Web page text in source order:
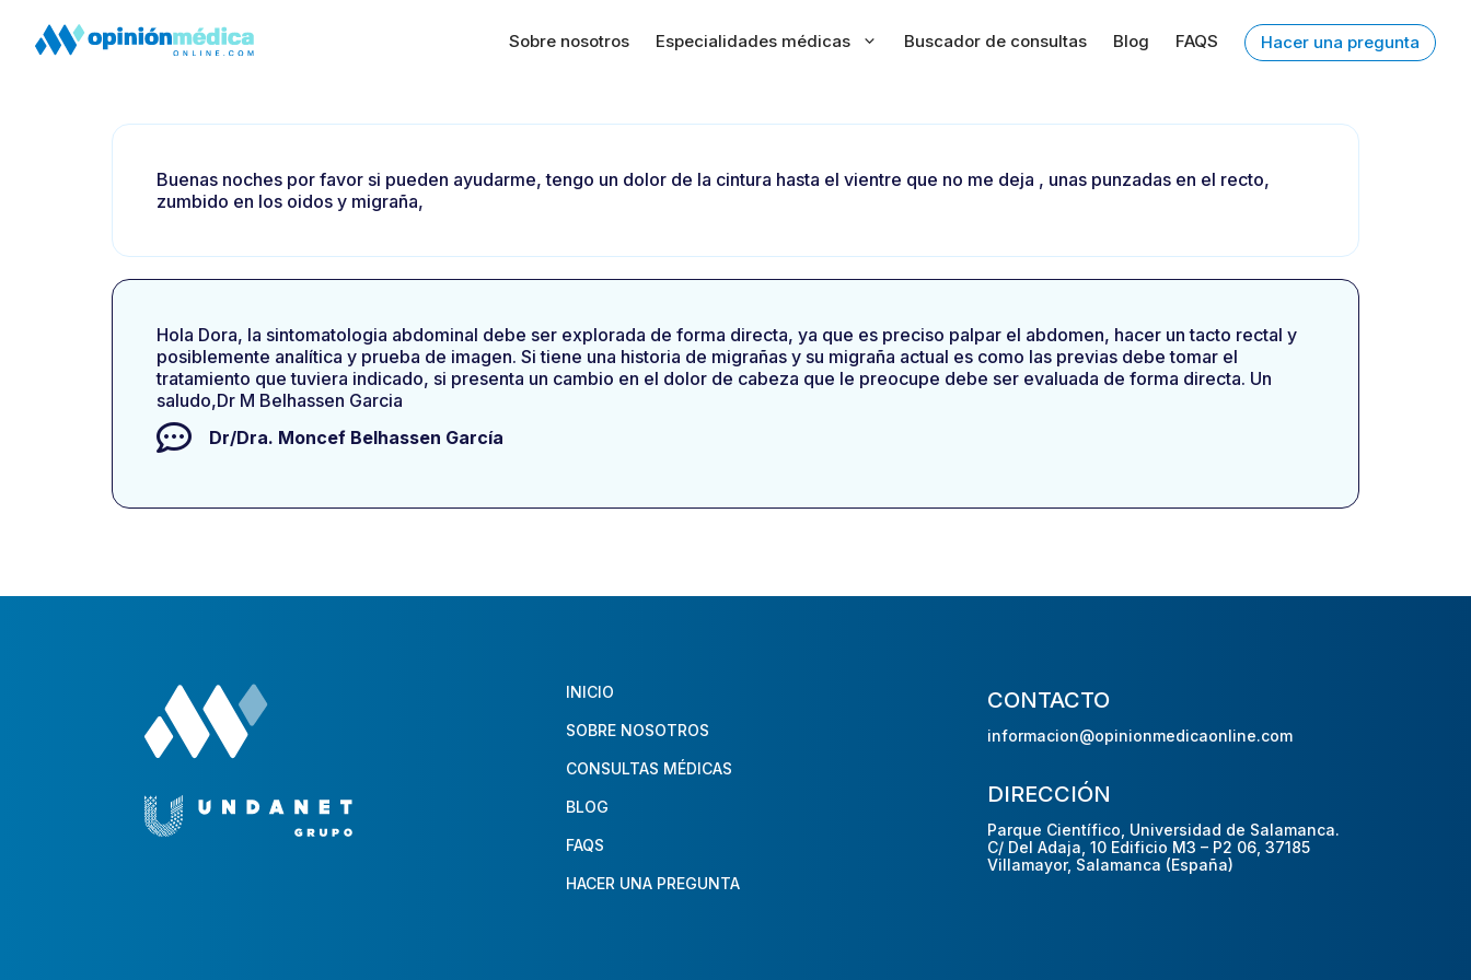
Sobre nosotros Especialidades médicas Buscador de consultas Blog FAQS Hacer una pregunta
Buenas noches por favor si pueden ayudarme, tengo un dolor de la cintura hasta el vientre que no me deja , unas punzadas en el recto,
zumbido en los oidos y migraña,
Hola Dora, la sintomatologia abdominal debe ser explorada de forma directa, ya que es preciso palpar el abdomen, hacer un tacto rectal y
posiblemente analítica y prueba de imagen. Si tiene una historia de migrañas y su migraña actual es como las previas debe tomar el
tratamiento que tuviera indicado, si presenta un cambio en el dolor de cabeza que le preocupe debe ser evaluada de forma directa. Un
saludo,Dr M Belhassen Garcia
Dr/Dra. Moncef Belhassen García
INICIO
SOBRE NOSOTROS
CONSULTAS MÉDICAS
BLOG
FAQS
HACER UNA PREGUNTA
CONTACTO
informacion@opinionmedicaonline.com
DIRECCIÓN
Parque Científico, Universidad de Salamanca.
C/ Del Adaja, 10 Edificio M3 – P2 06, 37185
Villamayor, Salamanca (España)